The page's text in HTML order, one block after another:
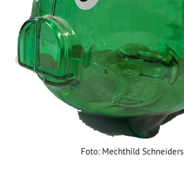
Foto: Mechthild Schneiders